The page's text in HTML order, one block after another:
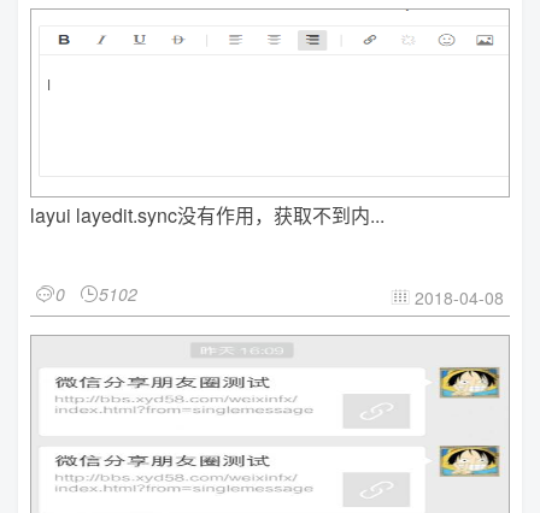
layui layedit.sync没有作用，获取不到内...
0 5102  2018-04-08